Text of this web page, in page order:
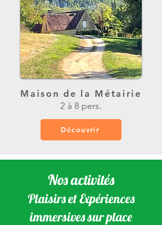
Maison de la Métairie
2 à 8 pers.
Découvrir
Nos activités
Plaisirs et Expériences
immersives sur place